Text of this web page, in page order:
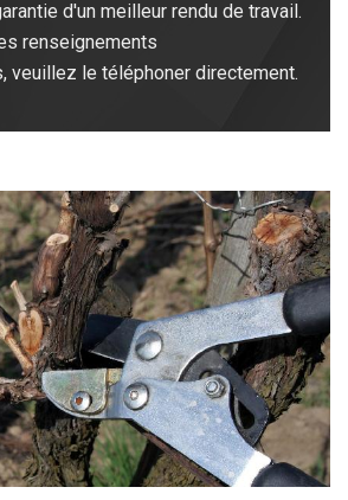
d'un meilleur rendu de travail.
renseignements
veuillez le téléphoner directement.